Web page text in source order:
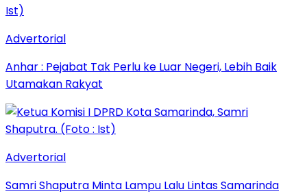
Advertorial
Anhar : Pejabat Tak Perlu ke Luar Negeri, Lebih Baik
Utamakan Rakyat
Advertorial
Samri Shaputra Minta Lampu Lalu Lintas Samarinda